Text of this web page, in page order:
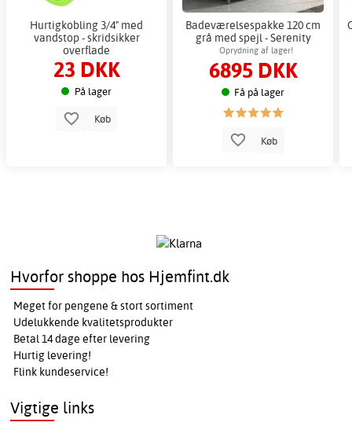
Hurtigkobling 3/4" med
vandstop - skridsikker
overflade
23 DKK
På lager
Køb
Badeværelsespakke 120 cm
grå med spejl - Serenity
Oprydning af lager!
6895 DKK
Få på lager
Køb
Hvorfor shoppe hos Hjemfint.dk
Meget for pengene & stort sortiment
Udelukkende kvalitetsprodukter
Betal 14 dage efter levering
Hurtig levering!
Flink kundeservice!
Vigtige links